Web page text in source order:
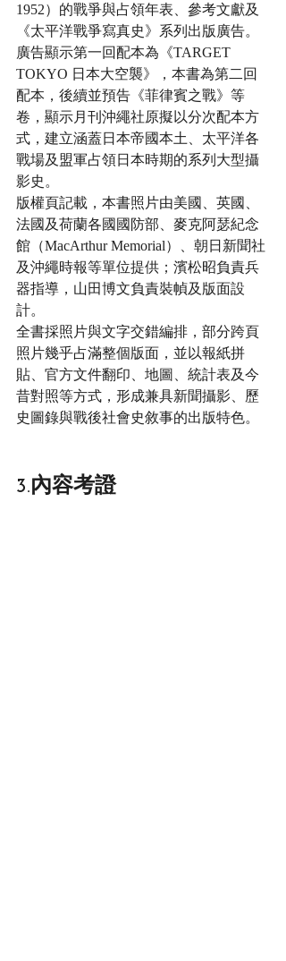
1952）的戰爭與占領年表、參考文獻及
《太平洋戰爭寫真史》系列出版廣告。
廣告顯示第一回配本為《TARGET
TOKYO 日本大空襲》，本書為第二回
配本，後續並預告《菲律賓之戰》等
卷，顯示月刊沖繩社原擬以分次配本方
式，建立涵蓋日本帝國本土、太平洋各
戰場及盟軍占領日本時期的系列大型攝
影史。
版權頁記載，本書照片由美國、英國、
法國及荷蘭各國國防部、麥克阿瑟紀念
館（MacArthur Memorial）、朝日新聞社
及沖繩時報等單位提供；濱松昭負責兵
器指導，山田博文負責裝幀及版面設
計。
全書採照片與文字交錯編排，部分跨頁
照片幾乎占滿整個版面，並以報紙拼
貼、官方文件翻印、地圖、統計表及今
昔對照等方式，形成兼具新聞攝影、歷
史圖錄與戰後社會史敘事的出版特色。
3.內容考證